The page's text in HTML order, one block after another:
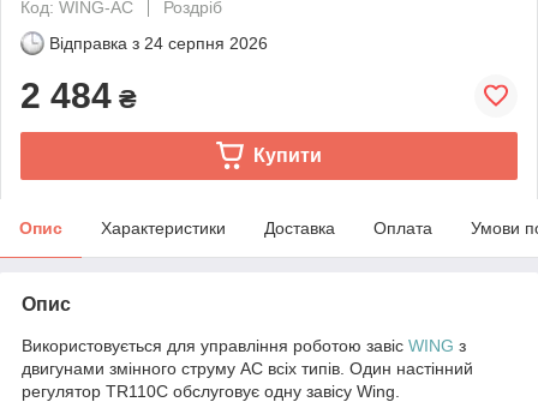
Код: WING-АC
Роздріб
Відправка з 24 серпня 2026
2 484 ₴
Купити
Опис Характеристики Доставка Оплата Умови
Опис
Використовується для управління роботою завіс WING з
двигунами змінного струму AC всіх типів. Один настінний
регулятор TR110C обслуговує одну завісу Wing.